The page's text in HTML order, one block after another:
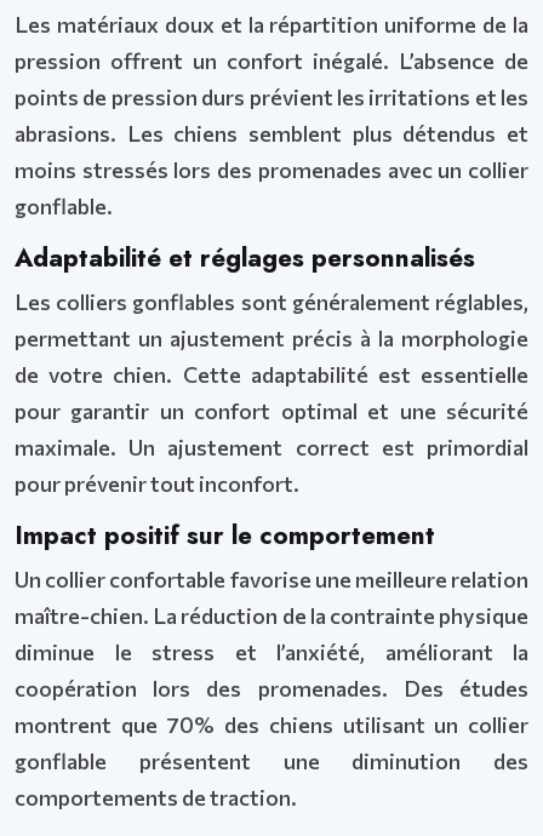
Les matériaux doux et la répartition uniforme de la
pression offrent un confort inégalé. L’absence de
points de pression durs prévient les irritations et les
abrasions. Les chiens semblent plus détendus et
moins stressés lors des promenades avec un collier
gonflable.
Adaptabilité et réglages personnalisés
Les colliers gonflables sont généralement réglables,
permettant un ajustement précis à la morphologie
de votre chien. Cette adaptabilité est essentielle
pour garantir un confort optimal et une sécurité
maximale. Un ajustement correct est primordial
pour prévenir tout inconfort.
Impact positif sur le comportement
Un collier confortable favorise une meilleure relation
maître-chien. La réduction de la contrainte physique
diminue le stress et l’anxiété, améliorant la
coopération lors des promenades. Des études
montrent que 70% des chiens utilisant un collier
gonflable présentent une diminution des
comportements de traction.